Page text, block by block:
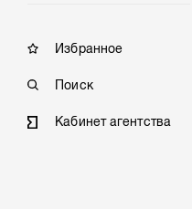
Избранное
Поиск
Кабинет агентства